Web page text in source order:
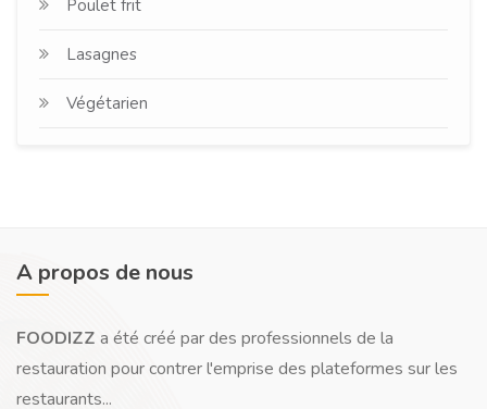
Poulet frit
Lasagnes
Végétarien
A propos de nous
FOODIZZ a été créé par des professionnels de la
restauration pour contrer l'emprise des plateformes sur les
restaurants...